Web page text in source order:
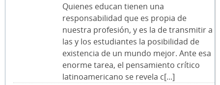
Quienes educan tienen una
responsabilidad que es propia de
nuestra profesión, y es la de transmitir a
las y los estudiantes la posibilidad de
existencia de un mundo mejor. Ante esa
enorme tarea, el pensamiento crítico
latinoamericano se revela c[...]